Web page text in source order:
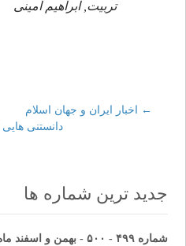
تربيت, ابراهيم امينى
Post
←
اخبار ايران و جهان اسلام
دانستنى
جدید ترین شماره ها
شماره ۴۹۹ - ۵۰۰ - بهمن و اسفند ماه ۱۴۰۴